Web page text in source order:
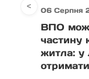
06 Серпня
ВПО
частину
житла: у
<